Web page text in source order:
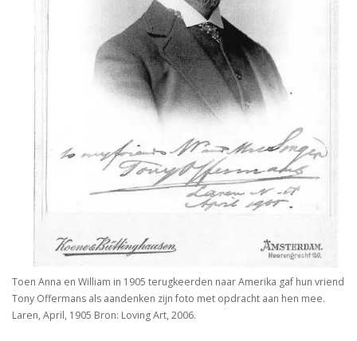
Toen Anna en William in 1905 terugkeerden naar Amerika gaf hun vriend
Tony Offermans als aandenken zijn foto met opdracht aan hen mee.
Laren, April, 1905 Bron: Loving Art, 2006.